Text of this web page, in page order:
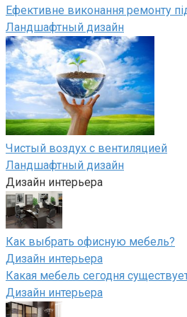
Ефективне виконання ремонту
Ландшафтный дизайн
Чистый воздух с вентиляцией
Ландшафтный дизайн
Дизайн интерьера
Как выбрать офисную мебель?
Дизайн интерьера
Какая мебель сегодня
Дизайн интерьера